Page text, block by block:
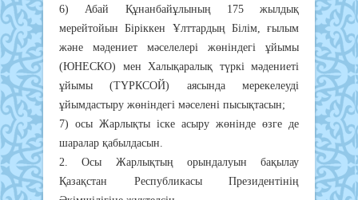
6) Абай Құнанбайұлының 175 жылдық
мерейтойын Біріккен Ұлттардың Білім, ғылым
және мәдениет мәселелері жөніндегі ұйымы
(ЮНЕСКО) мен Халықаралық түркі мәдениеті
ұйымы (ТҮРКСОЙ) аясында мерекелеуді
ұйымдастыру жөніндегі мәселені пысықтасын;
7) осы Жарлықты іске асыру жөнінде өзге де
шаралар қабылдасын.
2. Осы Жарлықтың орындалуын бақылау
Қазақстан Республикасы Президентінің